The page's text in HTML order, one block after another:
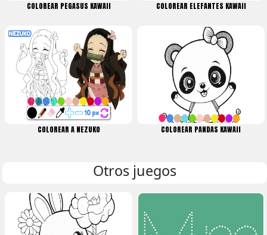
COLOREAR PEGASUS KAWAII COLOREAR ELEFANTES KAWAII
COLOREAR A NEZUKO COLOREAR PANDAS KAWAII
Otros juegos